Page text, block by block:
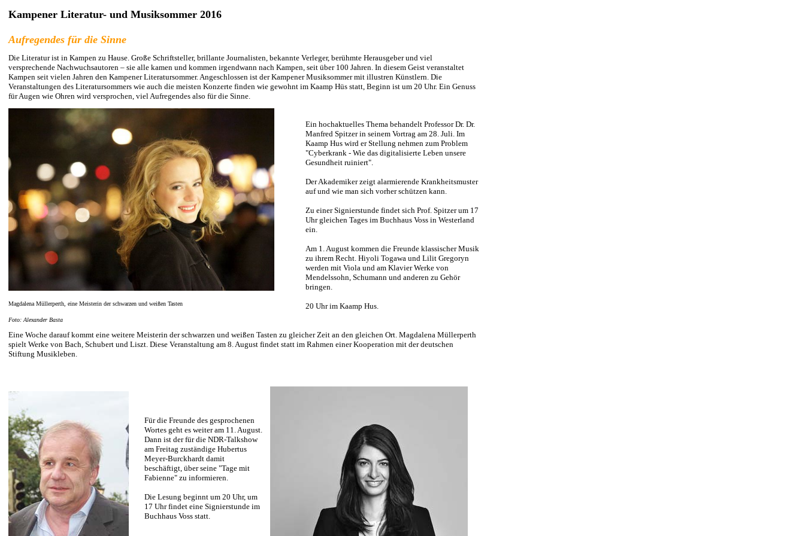
Kampener Literatur- und Musiksommer 2016
Aufregendes für die Sinne
Die Literatur ist in Kampen zu Hause. Große Schriftsteller, brillante Journalisten, bekannte Verleger, berühmte Herausgeber und viel
versprechende Nachwuchsautoren – sie alle kamen und kommen irgendwann nach Kampen, seit über 100 Jahren. In diesem Geist veranstaltet
Kampen seit vielen Jahren den Kampener Literatursommer. Angeschlossen ist der Kampener Musiksommer mit illustren Künstlern. Die
Veranstaltungen des Literatursommers wie auch die meisten Konzerte finden wie gewohnt im Kaamp Hüs statt, Beginn ist um 20 Uhr. Ein Genuss
für Augen wie Ohren wird versprochen, viel Aufregendes also für die Sinne.
Magdalena Müllerperth, eine Meisterin der schwarzen und weißen Tasten
Foto: Alexander Basta
Ein hochaktuelles Thema behandelt Professor Dr. Dr.
Manfred Spitzer in seinem Vortrag am 28. Juli. Im
Kaamp Hus wird er Stellung nehmen zum Problem
"Cyberkrank - Wie das digitalisierte Leben unsere
Gesundheit ruiniert".
Der Akademiker zeigt alarmierende Krankheitsmuster
auf und wie man sich vorher schützen kann.
Zu einer Signierstunde findet sich Prof. Spitzer um 17
Uhr gleichen Tages im Buchhaus Voss in Westerland
ein.
Am 1. August kommen die Freunde klassischer Musik
zu ihrem Recht. Hiyoli Togawa und Lilit Gregoryn
werden mit Viola und am Klavier Werke von
Mendelssohn, Schumann und anderen zu Gehör
bringen.
20 Uhr im Kaamp Hus.
Eine Woche darauf kommt eine weitere Meisterin der schwarzen und weißen Tasten zu gleicher Zeit an den gleichen Ort. Magdalena Müllerperth
spielt Werke von Bach, Schubert und Liszt. Diese Veranstaltung am 8. August findet statt im Rahmen einer Kooperation mit der deutschen
Stiftung Musikleben.
Für die Freunde des gesprochenen
Wortes geht es weiter am 11. August.
Dann ist der für die NDR-Talkshow
am Freitag zuständige Hubertus
Meyer-Burckhardt damit
beschäftigt, über seine "Tage mit
Fabienne" zu informieren.
Die Lesung beginnt um 20 Uhr, um
17 Uhr findet eine Signierstunde im
Buchhaus Voss statt.